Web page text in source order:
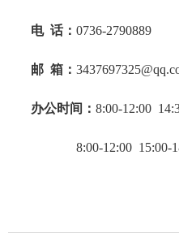
电话： 0736-2790889
邮 箱：
办公时间： 8:00-12:00
8:00-12:00 15:00-